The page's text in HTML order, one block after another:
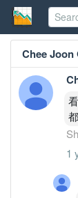
Chee Joon
1